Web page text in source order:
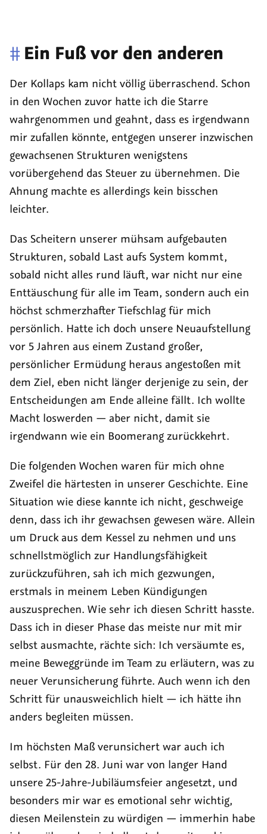
# Ein Fuß vor den anderen
Der Kollaps kam nicht völlig überraschend. Schon
in den Wochen zuvor hatte ich die Starre
wahrgenommen und geahnt, dass es irgendwann
mir zufallen könnte, entgegen unserer inzwischen
gewachsenen Strukturen wenigstens
vorübergehend das Steuer zu übernehmen. Die
Ahnung machte es allerdings kein bisschen
leichter.
Das Scheitern unserer mühsam aufgebauten
Strukturen, sobald Last aufs System kommt,
sobald nicht alles rund läuft, war nicht nur eine
Enttäuschung für alle im Team, sondern auch ein
höchst schmerzhafter Tiefschlag für mich
persönlich. Hatte ich doch unsere Neuaufstellung
vor 5 Jahren aus einem Zustand großer,
persönlicher Ermüdung heraus angestoßen mit
dem Ziel, eben nicht länger derjenige zu sein, der
Entscheidungen am Ende alleine fällt. Ich wollte
Macht loswerden — aber nicht, damit sie
irgendwann wie ein Boomerang zurückkehrt.
Die folgenden Wochen waren für mich ohne
Zweifel die härtesten in unserer Geschichte. Eine
Situation wie diese kannte ich nicht, geschweige
denn, dass ich ihr gewachsen gewesen wäre. Allein
um Druck aus dem Kessel zu nehmen und uns
schnellstmöglich zur Handlungsfähigkeit
zurückzuführen, sah ich mich gezwungen,
erstmals in meinem Leben Kündigungen
auszusprechen. Wie sehr ich diesen Schritt hasste.
Dass ich in dieser Phase das meiste nur mit mir
selbst ausmachte, rächte sich: Ich versäumte es,
meine Beweggründe im Team zu erläutern, was zu
neuer Verunsicherung führte. Auch wenn ich den
Schritt für unausweichlich hielt — ich hätte ihn
anders begleiten müssen.
Im höchsten Maß verunsichert war auch ich
selbst. Für den 28. Juni war von langer Hand
unsere 25-Jahre-Jubiläumsfeier angesetzt, und
besonders mir war es emotional sehr wichtig,
diesen Meilenstein zu würdigen — immerhin habe